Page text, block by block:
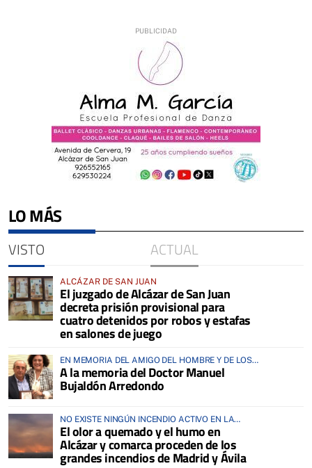
LO MÁS
VISTO ACTUAL
ALCÁZAR DE SAN JUAN
El juzgado de Alcázar de San Juan
decreta prisión provisional para
cuatro detenidos por robos y estafas
en salones de juego
EN MEMORIA DEL AMIGO DEL HOMBRE Y DE LOS
ANIMALES
A la memoria del Doctor Manuel
Bujaldón Arredondo
NO EXISTE NINGÚN INCENDIO ACTIVO EN LA
COMARCA
El olor a quemado y el humo en
Alcázar y comarca proceden de los
grandes incendios de Madrid y Ávila